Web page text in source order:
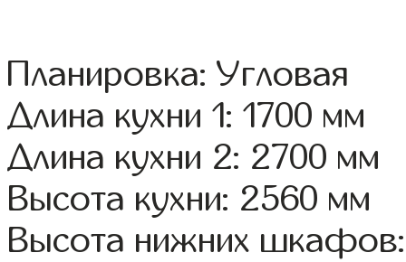
Планировка: Угловая
Длина кухни 1: 1700 мм
Длина кухни 2: 2700 мм
Высота кухни: 2560 мм
Высота нижних